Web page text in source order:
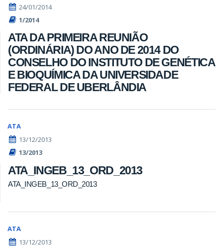
24/01/2014
1/2014
ATA DA PRIMEIRA REUNIÃO
(ORDINÁRIA) DO ANO DE 2014 DO
CONSELHO DO INSTITUTO DE GENÉTICA
E BIOQUÍMICA DA UNIVERSIDADE
FEDERAL DE UBERLÂNDIA
ATA
13/12/2013
13/2013
ATA_INGEB_13_ORD_2013
ATA_INGEB_13_ORD_2013
ATA
13/12/2013